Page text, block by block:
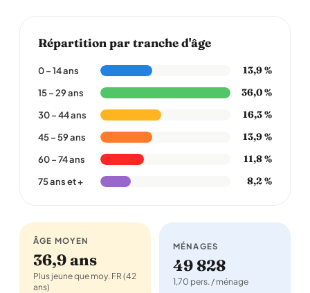
Répartition par tranche d'âge
0 – 14 ans 13,9 %
15 – 29 ans 36,0 %
30 – 44 ans 16,3 %
45 – 59 ans 13,9 %
60 – 74 ans 11,8 %
75 ans et + 8,2 %
ÂGE MOYEN
36,9 ans
Plus jeune que moy. FR (42
ans)
MÉNAGES
49 828
1,70 pers. / ménage